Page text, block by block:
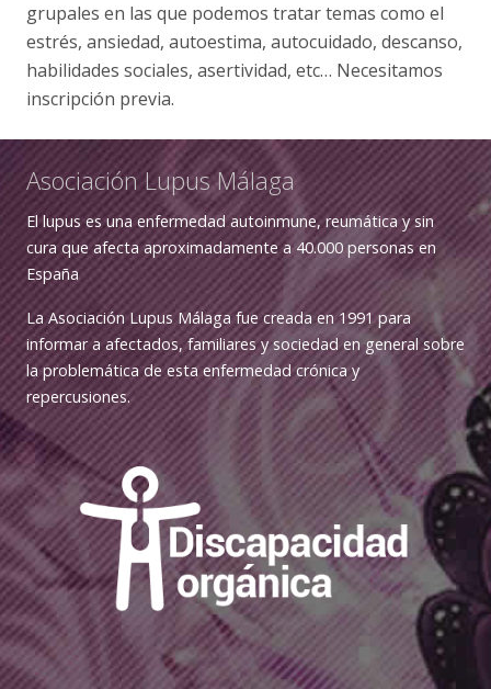
grupales en las que podemos tratar temas como el
estrés, ansiedad, autoestima, autocuidado, descanso,
habilidades sociales, asertividad, etc… Necesitamos
inscripción previa.
Asociación Lupus Málaga
El lupus es una enfermedad autoinmune, reumática y sin
cura que afecta aproximadamente a 40.000 personas en
España
La Asociación Lupus Málaga fue creada en 1991 para
informar a afectados, familiares y sociedad en general sobre
la problemática de esta enfermedad crónica y
repercusiones.